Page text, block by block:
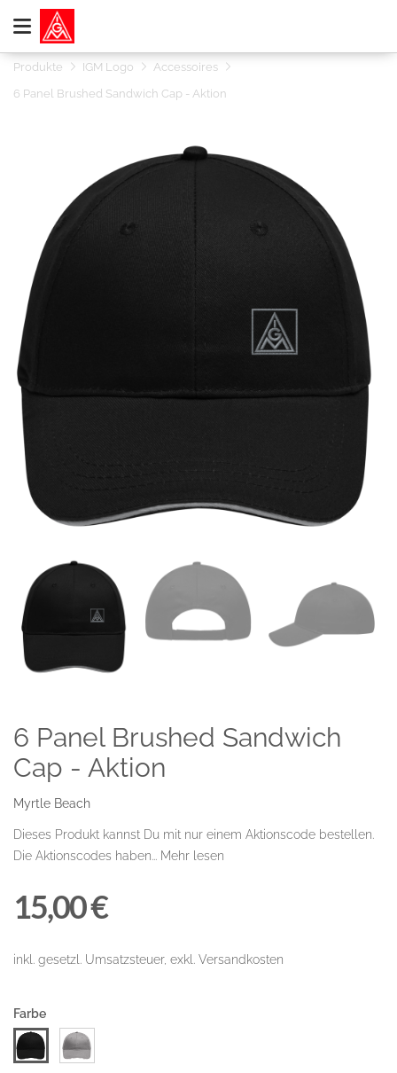
Produkte IGM Logo
Accessoires
6 Panel Brushed Sandwich Cap - Aktion
6 Panel Brushed Sandwich
Cap - Aktion
Myrtle Beach
Dieses Produkt kannst Du mit nur einem Aktionscode bestellen.
Die Aktionscodes haben...
Mehr lesen
15,00 €
inkl. gesetzl. Umsatzsteuer, exkl. Versandkosten
Farbe